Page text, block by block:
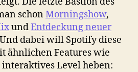
schonMorningshow,
undEntdeckung neuer
dabei will Spotify diese
ähnlichen Features wie
interaktives Level heben: